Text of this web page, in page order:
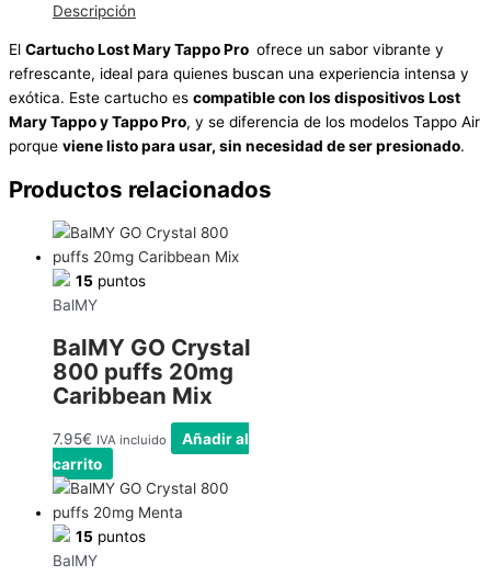
Descripción
El Cartucho Lost Mary Tappo Pro ofrece un sabor vibrante y
refrescante, ideal para quienes buscan una experiencia intensa y
exótica. Este cartucho es compatible con los dispositivos Lost
Mary Tappo y Tappo Pro, y se diferencia de los modelos Tappo Air
porque viene listo para usar, sin necesidad de ser presionado.
Productos relacionados
15 puntos
BalMY
BalMY GO Crystal
800 puffs 20mg
Caribbean Mix
7.95€ IVA incluido
Añadir al
carrito
15 puntos
BalMY